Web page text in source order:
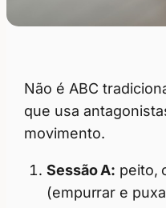
Não é ABC
que usa
movimento.
Sessão A: peito,
(empurrar e